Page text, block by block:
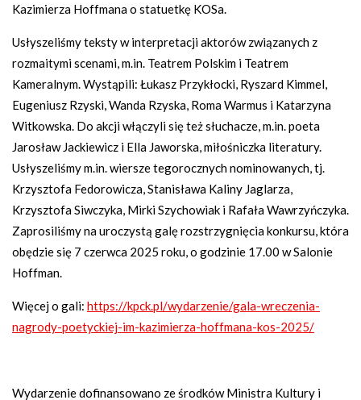
Kazimierza Hoffmana o statuetkę KOSa.
Usłyszeliśmy teksty w interpretacji aktorów związanych z
rozmaitymi scenami, m.in. Teatrem Polskim i Teatrem
Kameralnym. Wystąpili: Łukasz Przykłocki, Ryszard Kimmel,
Eugeniusz Rzyski, Wanda Rzyska, Roma Warmus i Katarzyna
Witkowska. Do akcji włączyli się też słuchacze, m.in. poeta
Jarosław Jackiewicz i Ella Jaworska, miłośniczka literatury.
Usłyszeliśmy m.in. wiersze tegorocznych nominowanych, tj.
Krzysztofa Fedorowicza, Stanisława Kaliny Jaglarza,
Krzysztofa Siwczyka, Mirki Szychowiak i Rafała Wawrzyńczyka.
Zaprosiliśmy na uroczystą galę rozstrzygnięcia konkursu, która
obędzie się 7 czerwca 2025 roku, o godzinie 17.00 w Salonie
Hoffman.
Więcej o gali: https://kpck.pl/wydarzenie/gala-wreczenia-
nagrody-poetyckiej-im-kazimierza-hoffmana-kos-2025/
Wydarzenie dofinansowano ze środków Ministra Kultury i